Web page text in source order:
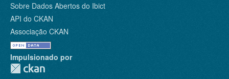
Sobre Dados Abertos do Ibict
API do CKAN
Associação CKAN
Impulsionado por